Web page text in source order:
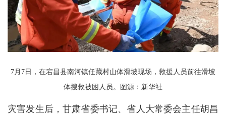
7月7日，在宕昌县南河镇任藏村山体滑坡现场，救援人员前往滑坡
体搜救被困人员。图源：新华社
灾害发生后，甘肃省委书记、省人大常委会主任胡昌